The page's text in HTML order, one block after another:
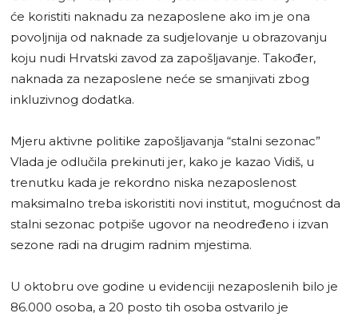
će koristiti naknadu za nezaposlene ako im je ona
povoljnija od naknade za sudjelovanje u obrazovanju
koju nudi Hrvatski zavod za zapošljavanje. Također,
naknada za nezaposlene neće se smanjivati zbog
inkluzivnog dodatka.
Mjeru aktivne politike zapošljavanja “stalni sezonac”
Vlada je odlučila prekinuti jer, kako je kazao Vidiš, u
trenutku kada je rekordno niska nezaposlenost
maksimalno treba iskoristiti novi institut, mogućnost da
stalni sezonac potpiše ugovor na neodređeno i izvan
sezone radi na drugim radnim mjestima.
U oktobru ove godine u evidenciji nezaposlenih bilo je
86.000 osoba, a 20 posto tih osoba ostvarilo je